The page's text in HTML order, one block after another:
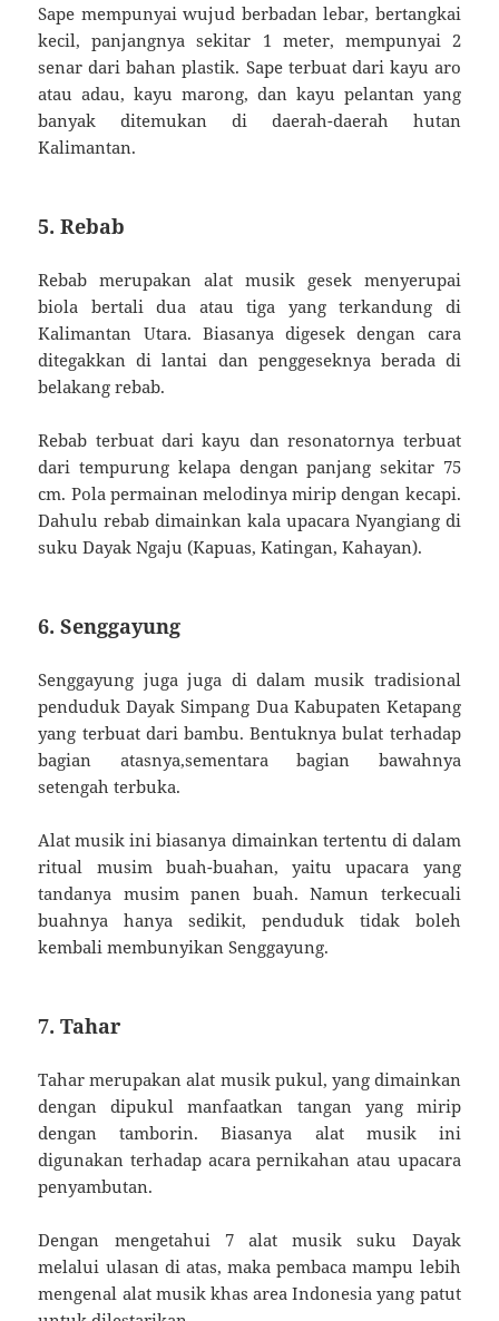
Sape mempunyai wujud berbadan lebar, bertangkai
kecil, panjangnya sekitar 1 meter, mempunyai 2
senar dari bahan plastik. Sape terbuat dari kayu aro
atau adau, kayu marong, dan kayu pelantan yang
banyak ditemukan di daerah-daerah hutan
Kalimantan.
5. Rebab
Rebab merupakan alat musik gesek menyerupai
biola bertali dua atau tiga yang terkandung di
Kalimantan Utara. Biasanya digesek dengan cara
ditegakkan di lantai dan penggeseknya berada di
belakang rebab.
Rebab terbuat dari kayu dan resonatornya terbuat
dari tempurung kelapa dengan panjang sekitar 75
cm. Pola permainan melodinya mirip dengan kecapi.
Dahulu rebab dimainkan kala upacara Nyangiang di
suku Dayak Ngaju (Kapuas, Katingan, Kahayan).
6. Senggayung
Senggayung juga juga di dalam musik tradisional
penduduk Dayak Simpang Dua Kabupaten Ketapang
yang terbuat dari bambu. Bentuknya bulat terhadap
bagian atasnya,sementara bagian bawahnya
setengah terbuka.
Alat musik ini biasanya dimainkan tertentu di dalam
ritual musim buah-buahan, yaitu upacara yang
tandanya musim panen buah. Namun terkecuali
buahnya hanya sedikit, penduduk tidak boleh
kembali membunyikan Senggayung.
7. Tahar
Tahar merupakan alat musik pukul, yang dimainkan
dengan dipukul manfaatkan tangan yang mirip
dengan tamborin. Biasanya alat musik ini
digunakan terhadap acara pernikahan atau upacara
penyambutan.
Dengan mengetahui 7 alat musik suku Dayak
melalui ulasan di atas, maka pembaca mampu lebih
mengenal alat musik khas area Indonesia yang patut